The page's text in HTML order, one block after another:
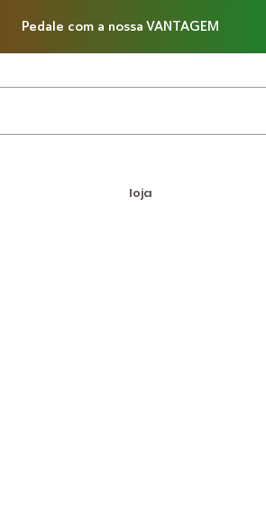
Pedale com a nossa VANTAGEM
loja